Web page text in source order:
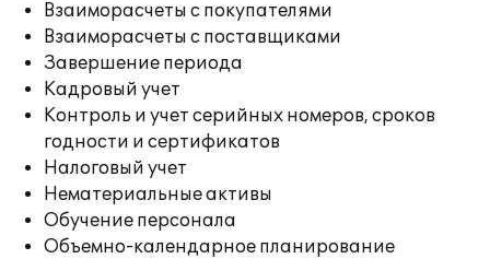
Взаиморасчеты с покупателями
Взаиморасчеты с поставщиками
Завершение периода
Кадровый учет
Контроль и учет серийных номеров, сроков
годности и сертификатов
Налоговый учет
Нематериальные активы
Обучение персонала
Объемно-календарное планирование